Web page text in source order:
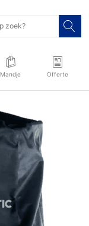
Mandje Offerte